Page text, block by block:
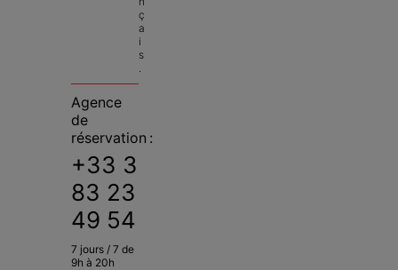
ç
a
i
s
.
Agence
de
réservation :
+33 3
83 23
49 54
7 jours / 7 de
9h à 20h